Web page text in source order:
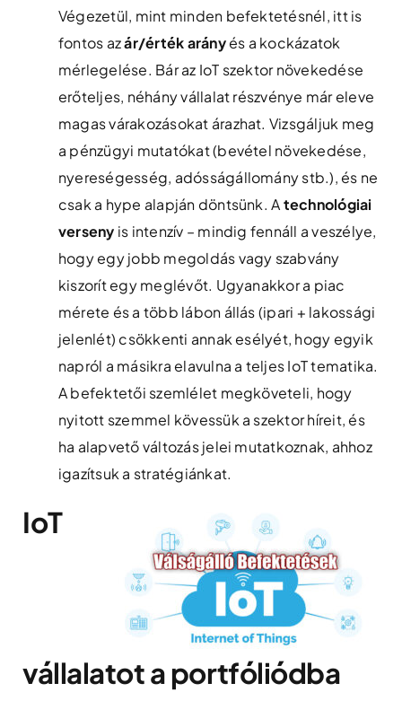
Végezetül, mint minden befektetésnél, itt is
fontos azár/érték arányés a kockázatok
mérlegelése. Bár az IoT szektor növekedése
erőteljes, néhány vállalat részvénye már eleve
magas várakozásokat árazhat. Vizsgáljuk meg
a pénzügyi mutatókat (bevétel növekedése,
nyereségesség, adósságállomány stb.), és ne
csak a hype alapján döntsünk. Atechnológiai
verseny is intenzív – mindig fennáll a veszélye,
hogy egy jobb megoldás vagy szabvány
kiszorít egy meglévőt. Ugyanakkor a piac
mérete és a több lábon állás (ipari + lakossági
jelenlét) csökkenti annak esélyét, hogy egyik
napról a másikra elavulna a teljes IoT tematika.
A befektetői szemlélet megköveteli, hogy
nyitott szemmel kövessük a szektor híreit, és
ha alapvető változás jelei mutatkoznak, ahhoz
igazítsuk a stratégiánkat.
IoT
vállalatot a portfóliódba